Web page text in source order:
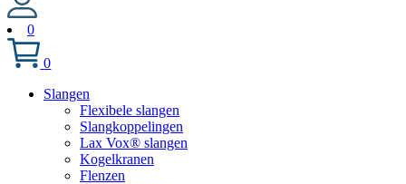
0
0
Slangen
Flexibele slangen
Slangkoppelingen
Lax Vox® slangen
Kogelkranen
Flenzen